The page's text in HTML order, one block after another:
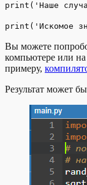
print('Наше
print('Искомое
Вы можете
компьютере или
примеру,
Результат может